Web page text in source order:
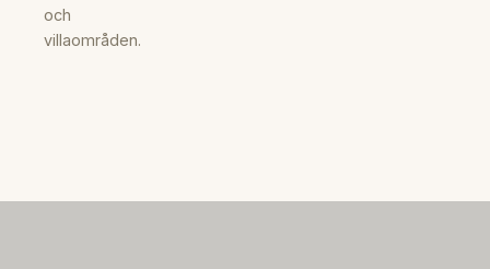
och
villaområden.